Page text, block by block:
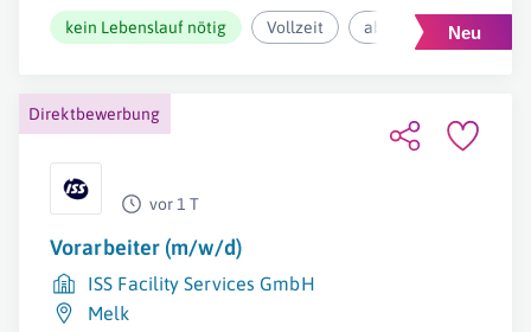
kein Lebenslauf nötig Vollzeit ab 13,30€ pro Stunde
Direktbewerbung
vor 1 T
Vorarbeiter (m/w/d)
ISS Facility Services GmbH
Melk